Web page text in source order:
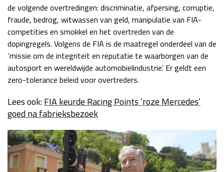
de volgende overtredingen: discriminatie, afpersing, corruptie,
fraude, bedrog, witwassen van geld, manipulatie van FIA-
competities en smokkel en het overtreden van de
dopingregels. Volgens de FIA is de maatregel onderdeel van de
‘missie om de integriteit en reputatie te waarborgen van de
autosport en wereldwijde automobielindustrie’. Er geldt een
zero-tolerance beleid voor overtreders.
Lees ook:FIA keurde Racing Points ‘roze Mercedes’
goed na fabrieksbezoek